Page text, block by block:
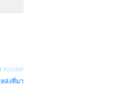
Xcoder
ล่งที่มา